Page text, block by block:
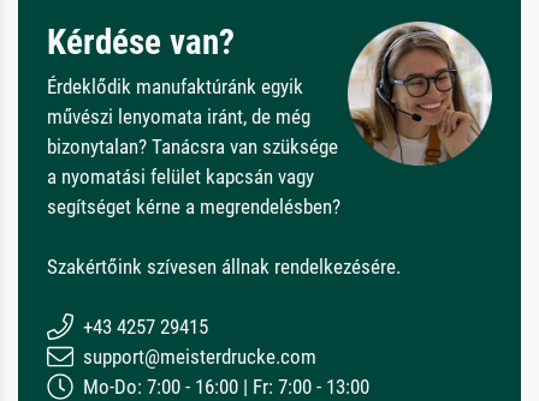
Kérdése van?
Érdeklődik manufaktúránk egyik
művészi lenyomata iránt, de még
bizonytalan? Tanácsra van szüksége
a nyomatási felület kapcsán vagy
segítséget kérne a megrendelésben?
Szakértőink szívesen állnak rendelkezésére.
+43 4257 29415
support@meisterdrucke.com
Mo-Do: 7:00 - 16:00 | Fr: 7:00 - 13:00